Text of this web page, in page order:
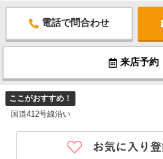
電話で問合わせ
来店予約
ここがおすすめ！
国道412号線沿い